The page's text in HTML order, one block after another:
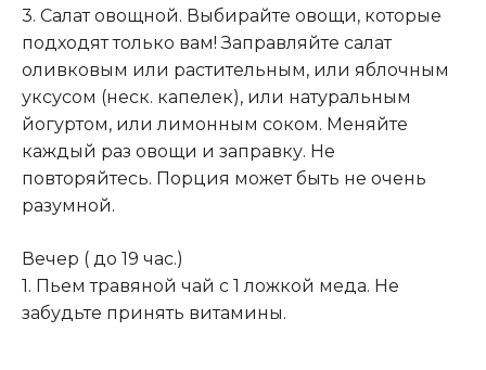
3. Салат овощной. Выбирайте овощи, которые
подходят только вам! Заправляйте салат
оливковым или растительным, или яблочным
уксусом (неск. капелек), или натуральным
йогуртом, или лимонным соком. Меняйте
каждый раз овощи и заправку. Не
повторяйтесь. Порция может быть не очень
разумной.
Вечер ( до 19 час.)
1. Пьем травяной чай с 1 ложкой меда. Не
забудьте принять витамины.